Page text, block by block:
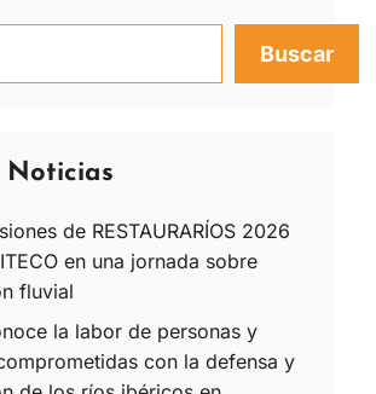
Buscar
Noticias
de RESTAURARÍOS 2026
en una jornada sobre
fluvial
la labor de personas y
con la defensa y